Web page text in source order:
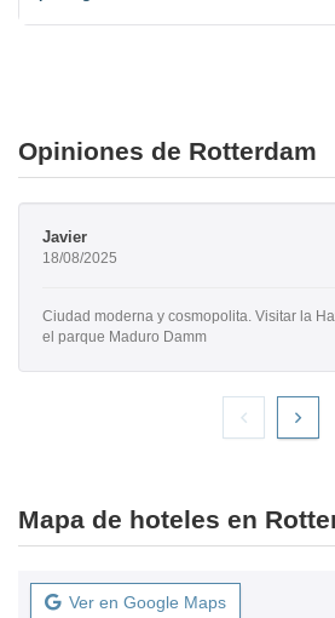
Opiniones de Rotterdam
Javier
18/08/2025
Ciudad moderna y cosmopolita. Visitar la
el parque Maduro Damm
Mapa de hoteles en
Ver en Google Maps